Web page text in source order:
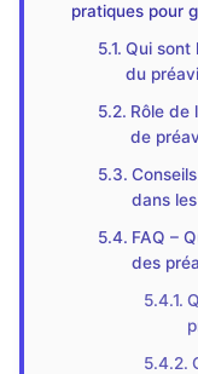
pratiques pour
Qui sont
du
Rôle de
de
dans
FAQ –
des